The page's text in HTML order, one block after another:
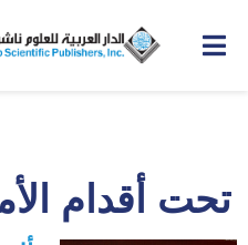
تحت أقدام